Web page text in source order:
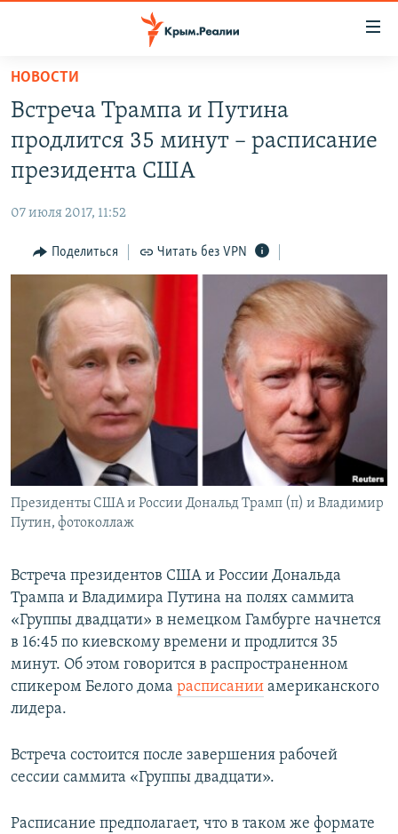
Вернуться
основному
содержанию
Вернутся
главной
Вернутся
СПЕЦПРОЕКТЫ
11 ЛЕТ ОККУПАЦИИ КРЫМА. 11 ИСТОРИЙ СОПРОТИВЛЕНИЯ
ВОДА
ЕЩЕ
ИНТЕРАКТИВ
ИНФОГРАФИКА
ТЕЛЕПРОЕКТ КРЫМ.РЕАЛИИ
СОВЕТЫ ПРАВОЗАЩИТНИКОВ
ПРОПАВШИЕ БЕЗ ВЕСТИ
ПОБЕДИТЕЛЕЙ НЕ СУДЯТ?
КРЫМ.НЕПОКОРЕННЫЙ
УКРАИНСКАЯ ПРОБЛЕМА КРЫМА
РАДІО СВОБОДА
КАК ОБОЙТИ БЛОКИРОВКУ
Українською
Qırımtatar
ПРИСОЕДИНЯЙТЕСЬ!
Все сайты RFE/RL
НОВОСТИ
Встреча Трампа и Путина
продлится 35 минут – расписание
президента США
07 июля 2017, 11:52
Поделиться Читать без VPN
Президенты США и России Дональд Трамп (п) и Владимир
Путин, фотоколлаж
Встреча президентов США и России Дональда
Трампа и Владимира Путина на полях саммита
«Группы двадцати» в немецком Гамбурге начнется
в 16:45 по киевскому времени и продлится 35
минут. Об этом говорится в распространенном
спикером Белого дома расписании американского
лидера.
Встреча состоится после завершения рабочей
сессии саммита «Группы двадцати».
Расписание предполагает, что в таком же формате